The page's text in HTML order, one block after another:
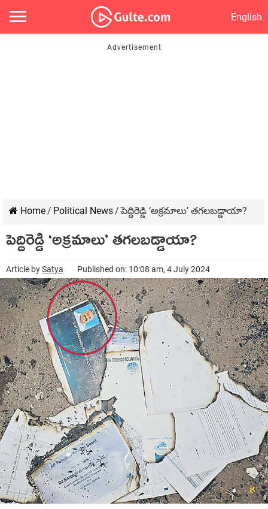
English
Home/ Political News/ పెద్దిరెడ్డి ‘అక్ర‌మాలు’ త‌గ‌ల‌బ‌డ్డాయా?
పెద్దిరెడ్డి ‘అక్ర‌మాలు’ త‌గ‌ల‌బ‌డ్డాయా?
Article bySatya Published on: 10:08 am, 4 July 2024